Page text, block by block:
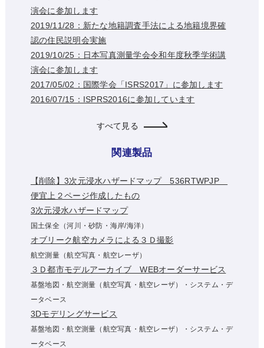
演会に参加します
2019/11/28：新たな地籍調査手法による地籍境界確
認の住民説明会実施
2019/10/25：日本写真測量学会令和年度秋季学術講
演会に参加します
2017/05/02：国際学会「ISRS2017」に参加します
2016/07/15：ISPRS2016に参加しています
すべて見る
関連製品
【削除】3次元浸水ハザードマップ 536RTWPJP
便宜上２ページ作成したもの
3次元浸水ハザードマップ
国土保全（河川・砂防・海岸/海洋）
オブリーク航空カメラによる３Ｄ撮影
航空測量（航空写真・航空レーザ）
３Ｄ都市モデルアーカイブ WEBオーダーサービス
基盤地図・航空測量（航空写真・航空レーザ）・システム・デ
ータベース
3Dモデリングサービス
基盤地図・航空測量（航空写真・航空レーザ）・システム・デ
ータベース